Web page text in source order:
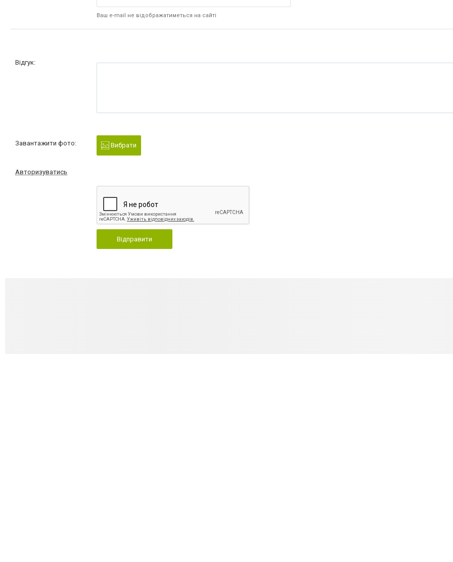
Ваш e-mail не відображатиметься на сайті
Відгук:
Завантажити фото: Вибрати
Авторизуватись
Відправити